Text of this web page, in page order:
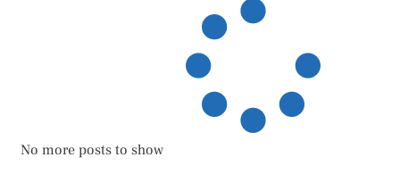
No more posts to show